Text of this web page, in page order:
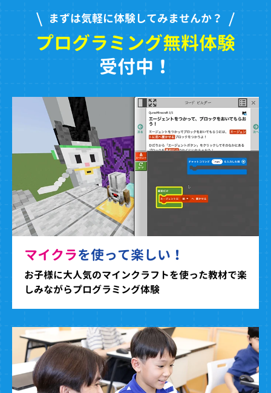
まずは気軽に体験してみませんか？
プログラミング無料体験
受付中！
マイクラを使って楽しい！
お子様に大人気のマインクラフトを使った教材で楽
しみながらプログラミング体験